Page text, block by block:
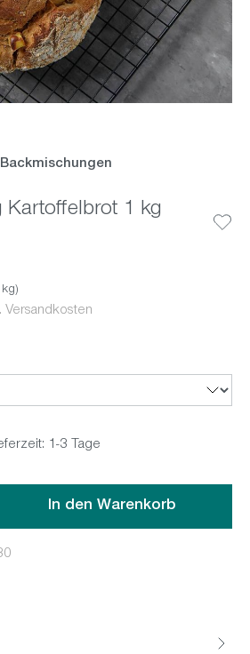
Backmischungen
1 kg
Versandkosten
1-3 Tage
den gewünschten Wert ein oder
In den Warenkorb